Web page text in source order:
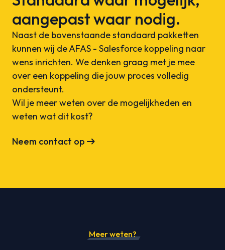
aangepast waar nodig.
Naast de bovenstaande standaard pakketten
kunnen wij de AFAS - Salesforce koppeling naar
wens inrichten. We denken graag met je mee
over een koppeling die jouw proces volledig
ondersteunt.
Wil je meer weten over de mogelijkheden en
weten wat dit kost?
Neem contact op arrow_right_alt
Meer weten?